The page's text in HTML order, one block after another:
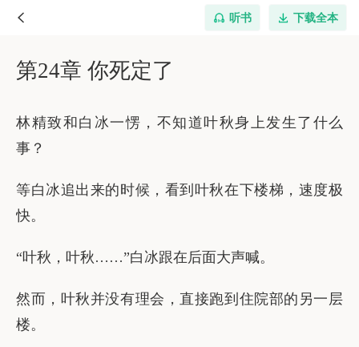
听书 下载全本